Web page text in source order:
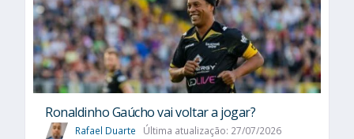
Ronaldinho Gaúcho vai voltar a jogar?
Rafael Duarte Última atualização: 27/07/2026